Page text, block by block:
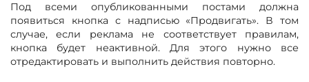
Под всеми опубликованными постами должна
появиться кнопка с надписью «Продвигать». В том
случае, если реклама не соответствует правилам,
кнопка будет неактивной. Для этого нужно все
отредактировать и выполнить действия повторно.